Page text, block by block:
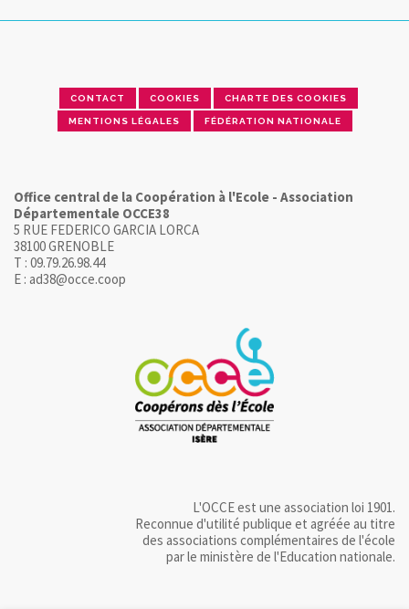
CONTACT COOKIES CHARTE DES COOKIES
MENTIONS LÉGALES FÉDÉRATION NATIONALE
Office central de la Coopération à l'Ecole - Association
Départementale OCCE38
5 RUE FEDERICO GARCIA LORCA
38100 GRENOBLE
T : 09.79.26.98.44
E : ad38@occe.coop
L'OCCE est une association loi 1901.
Reconnue d'utilité publique et agréée au titre
des associations complémentaires de l'école
par le ministère de l'Education nationale.